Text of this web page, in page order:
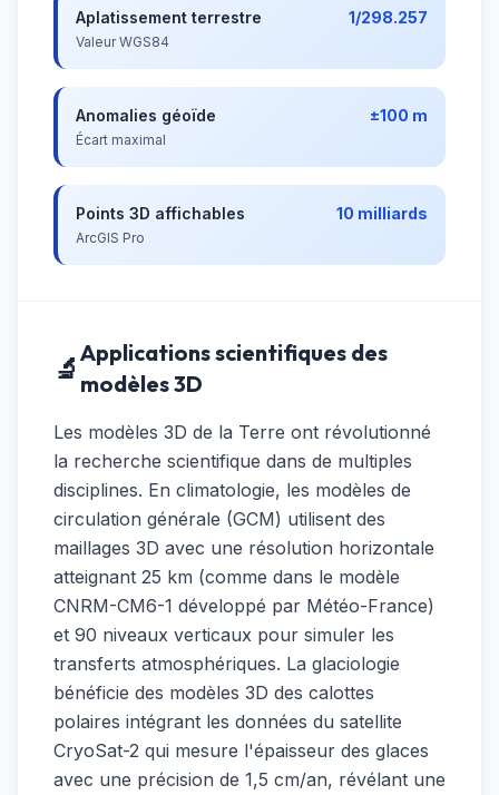
Aplatissement terrestre 1/298.257
Valeur WGS84
Anomalies géoïde ±100 m
Écart maximal
Points 3D affichables 10 milliards
ArcGIS Pro
🔬 Applications scientifiques des
modèles 3D
Les modèles 3D de la Terre ont révolutionné
la recherche scientifique dans de multiples
disciplines. En climatologie, les modèles de
circulation générale (GCM) utilisent des
maillages 3D avec une résolution horizontale
atteignant 25 km (comme dans le modèle
CNRM-CM6-1 développé par Météo-France)
et 90 niveaux verticaux pour simuler les
transferts atmosphériques. La glaciologie
bénéficie des modèles 3D des calottes
polaires intégrant les données du satellite
CryoSat-2 qui mesure l'épaisseur des glaces
avec une précision de 1,5 cm/an, révélant une